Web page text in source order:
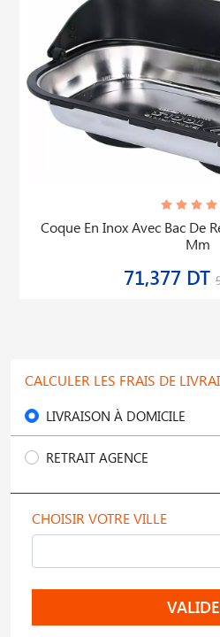
Coque En Inox Avec Bac De
Mm
71,377 DT
CALCULER LES FRAIS DE
LIVRAISON À DOMICILE
RETRAIT AGENCE
CHOISIR VOTRE VILLE